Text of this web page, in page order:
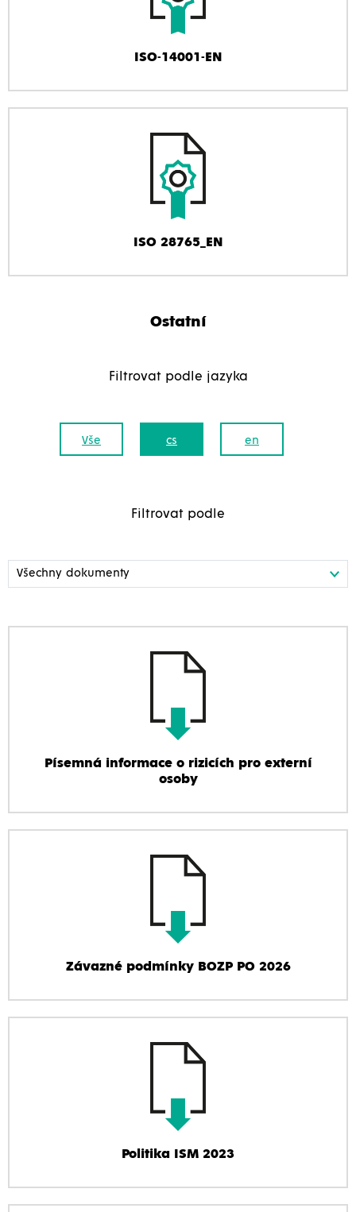
ISO-14001-EN
ISO 28765_EN
Ostatní
Filtrovat podle jazyka
Vše cs en
Filtrovat podle
Písemná informace o rizicích pro externí
osoby
Závazné podmínky BOZP PO 2026
Politika ISM 2023